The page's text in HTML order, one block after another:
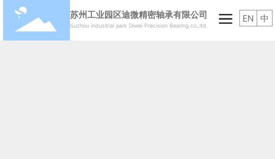
苏州工业园区迪微精密轴承有限公司
Suzhou industrial park Diwei Precision Bearing co.,ltd.
EN 中